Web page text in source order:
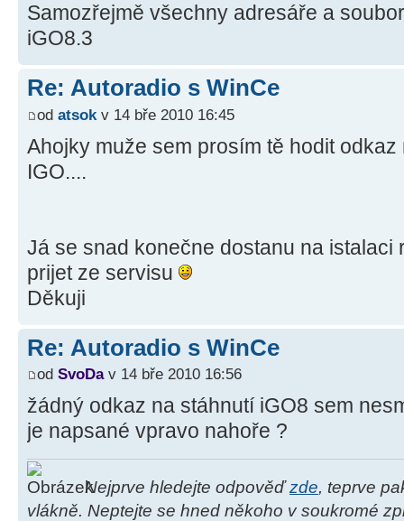
Samozřejmě všechny adresáře a
iGO8.3
Re: Autoradio s WinCe
od atsok v 14 bře 2010 16:45
Ahojky muže sem prosím tě hodit
IGO....
Já se snad konečne dostanu na istalaci
prijet ze servisu
Děkuji
Re: Autoradio s WinCe
od SvoDav 14 bře 2010 16:56
žádný odkaz na stáhnutí iGO8 sem
je napsané vpravo nahoře ?
Nejprve hledejte odpověďzde, teprve
vlákně. Neptejte se hned někoho v soukromé